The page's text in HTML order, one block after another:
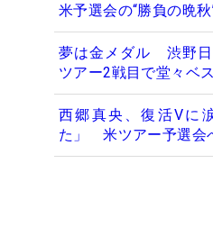
米予選会の“勝負の晩秋
夢は金メダル 渋野日
ツアー2戦目で堂々ベ
西郷真央、復活Vに
た」 米ツアー予選会